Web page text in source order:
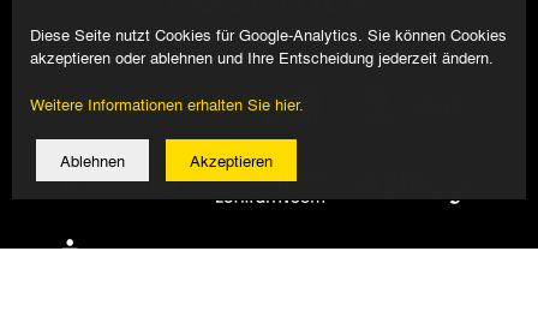
Diese Seite nutzt Cookies für Google-Analytics. Sie können Cookies
akzeptieren oder ablehnen und Ihre Entscheidung jederzeit ändern.
Weitere Informationen erhalten Sie hier.
Ablehnen Akzeptieren